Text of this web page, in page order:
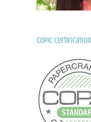
Copic Certification